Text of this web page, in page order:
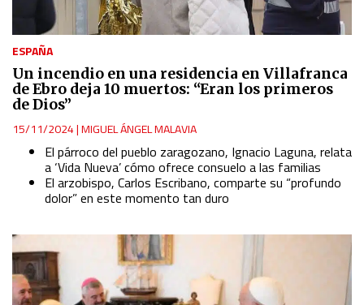
ESPAÑA
Un incendio en una residencia en Villafranca
de Ebro deja 10 muertos: “Eran los primeros
de Dios”
15/11/2024|MIGUEL ÁNGEL MALAVIA
El párroco del pueblo zaragozano, Ignacio Laguna, relata
a ‘Vida Nueva’ cómo ofrece consuelo a las familias
El arzobispo, Carlos Escribano, comparte su “profundo
dolor” en este momento tan duro